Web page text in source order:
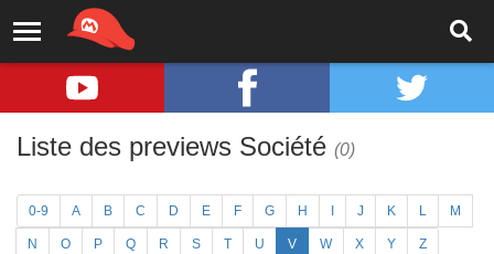
Liste des previews Société (0)
0-9 A B C D E F G H J K L M
N O P Q R S T U V W X Y Z